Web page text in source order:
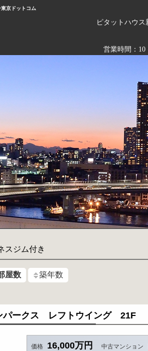
京ドットコム
ピタットハウ
営業時間：10
スジム付き
屋数 築年数
パークス レフトウイング 21F
価格 16,000万円 中古マンション